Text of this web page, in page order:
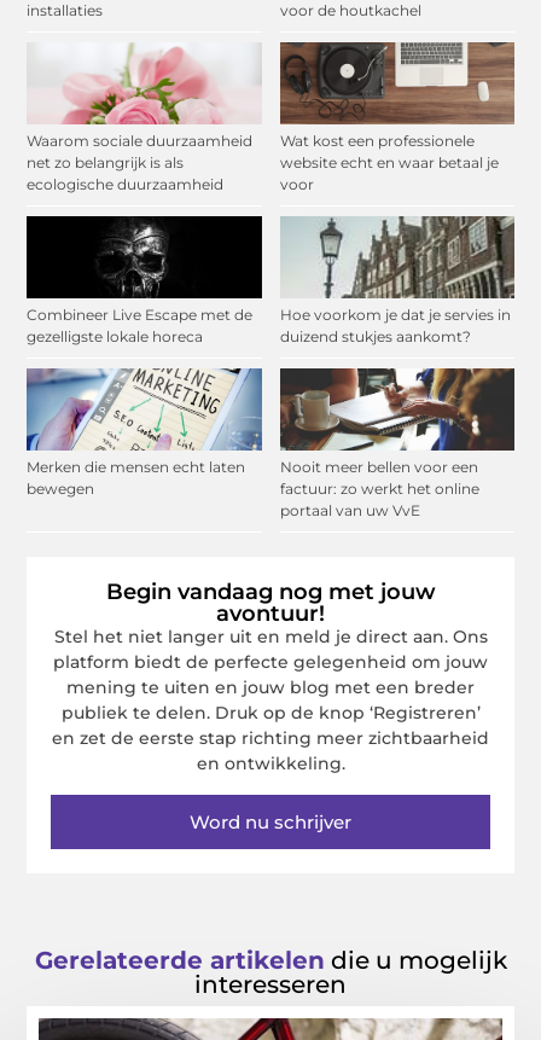
installaties
voor de houtkachel
Waarom sociale duurzaamheid
net zo belangrijk is als
ecologische duurzaamheid
Wat kost een professionele
website echt en waar betaal je
voor
Combineer Live Escape met de
gezelligste lokale horeca
Hoe voorkom je dat je servies in
duizend stukjes aankomt?
Merken die mensen echt laten
bewegen
Nooit meer bellen voor een
factuur: zo werkt het online
portaal van uw VvE
Begin vandaag nog met jouw
avontuur!
Stel het niet langer uit en meld je direct aan. Ons
platform biedt de perfecte gelegenheid om jouw
mening te uiten en jouw blog met een breder
publiek te delen. Druk op de knop ‘Registreren’
en zet de eerste stap richting meer zichtbaarheid
en ontwikkeling.
Word nu schrijver
Gerelateerde artikelen die u mogelijk
interesseren